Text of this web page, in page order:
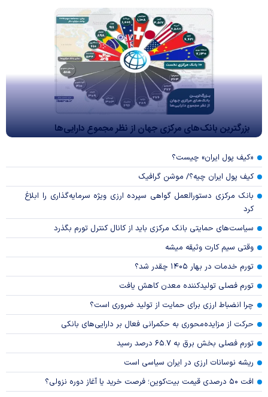
بزرگترین بانک‌های مرکزی جهان از نظر مجموع دارایی‌ها
«کیف پول ایران» چیست؟
کیف پول ایران چیه؟/ موشن گرافیک
بانک مرکزی دستورالعمل گواهی سپرده ارزی ویژه سرمایه‌گذاری را ابلاغ
کرد
سیاست‌های حمایتی بانک مرکزی باید از کانال کنترل تورم بگذرد
وقتی سیم کارت وثیقه میشه
تورم خدمات در بهار ۱۴۰۵ چقدر شد؟
تورم فصلی تولیدکننده معدن کاهش یافت
چرا انضباط ارزی برای حمایت از تولید ضروری است؟
حرکت از مزایده‌محوری به حکمرانی فعال بر دارایی‌های بانکی
تورم فصلی بخش برق به ۶۵.۷ درصد رسید
ریشه نوسانات ارزی در ایران سیاسی است
افت ۵۰ درصدی قیمت بیت‌کوین؛ فرصت خرید یا آغاز دوره نزولی؟